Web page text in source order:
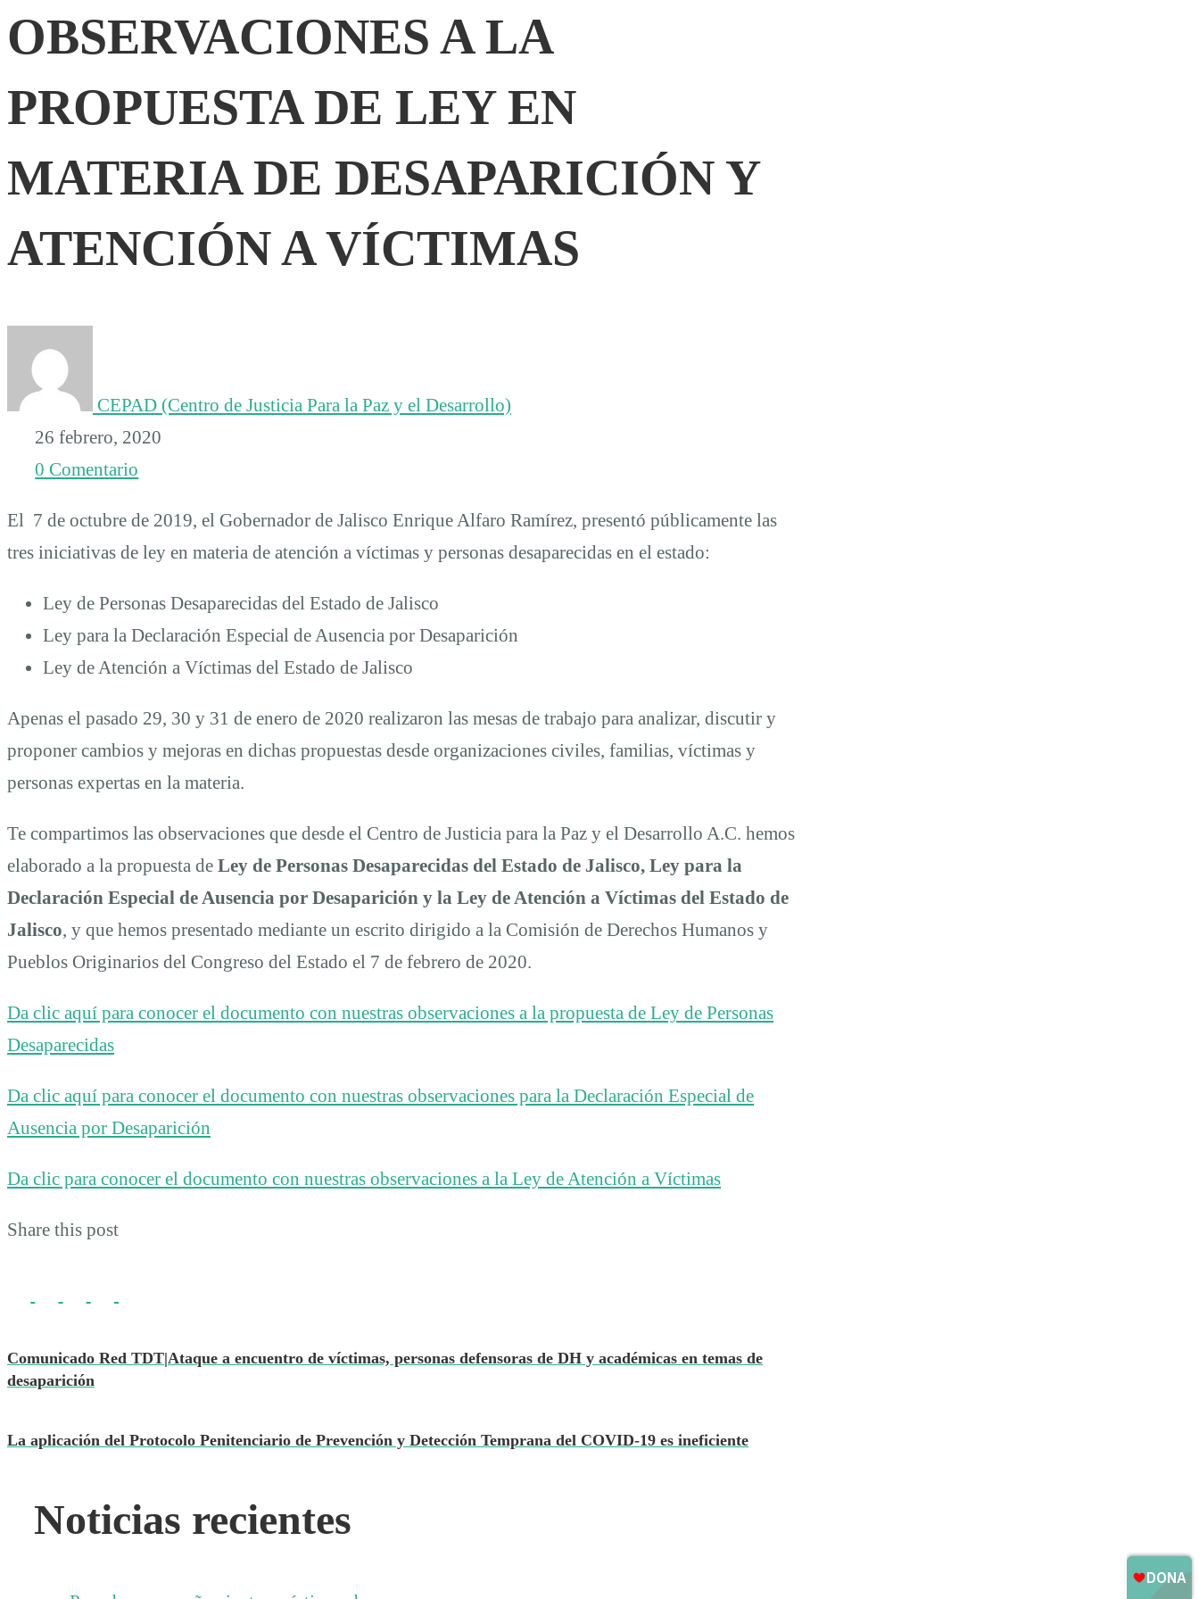
LA
PROPUESTA
DE
LEY
MATERIA
DE
DESAPARICIÓN
Y
ATENCIÓN
A
VÍCTIMAS
OBSERVACIONES A LA
PROPUESTA DE LEY EN
MATERIA DE DESAPARICIÓN Y
ATENCIÓN A VÍCTIMAS
CEPAD (Centro de Justicia Para la Paz y el Desarrollo)
26 febrero, 2020
0 Comentario
El 7 de octubre de 2019, el Gobernador de Jalisco Enrique Alfaro Ramírez, presentó públicamente las
tres iniciativas de ley en materia de atención a víctimas y personas desaparecidas en el estado:
Ley de Personas Desaparecidas del Estado de Jalisco
Ley para la Declaración Especial de Ausencia por Desaparición
Ley de Atención a Víctimas del Estado de Jalisco
Apenas el pasado 29, 30 y 31 de enero de 2020 realizaron las mesas de trabajo para analizar, discutir y
proponer cambios y mejoras en dichas propuestas desde organizaciones civiles, familias, víctimas y
personas expertas en la materia.
Te compartimos las observaciones que desde el Centro de Justicia para la Paz y el Desarrollo A.C. hemos
elaborado a la propuesta de Ley de Personas Desaparecidas del Estado de Jalisco, Ley para la
Declaración Especial de Ausencia por Desaparición y la Ley de Atención a Víctimas del Estado de
Jalisco, y que hemos presentado mediante un escrito dirigido a la Comisión de Derechos Humanos y
Pueblos Originarios del Congreso del Estado el 7 de febrero de 2020.
Da clic aquí para conocer el documento con nuestras observaciones a la propuesta de Ley de Personas
Desaparecidas
Da clic aquí para conocer el documento con nuestras observaciones para la Declaración Especial de
Ausencia por Desaparición
Da clic para conocer el documento con nuestras observaciones a la Ley de Atención a Víctimas
Share this post
Comunicado Red TDT|Ataque a encuentro de víctimas, personas defensoras de DH y académicas en temas de
desaparición
La aplicación del Protocolo Penitenciario de Prevención y Detección Temprana del COVID-19 es ineficiente
Noticias recientes